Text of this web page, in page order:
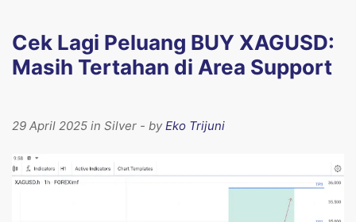
Cek Lagi Peluang BUY XAGUSD:
Masih Tertahan di Area Support
29 April 2025 in Silver - byEko Trijuni